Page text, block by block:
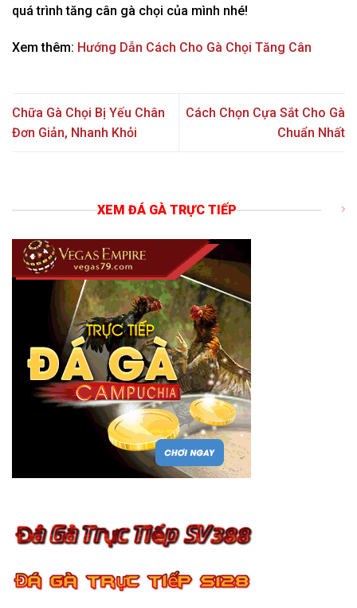
quá trình tăng cân gà chọi của mình nhé!
Xem thêm: Hướng Dẫn Cách Cho Gà Chọi Tăng Cân
Chữa Gà Chọi Bị Yếu Chân
Đơn Giản, Nhanh Khỏi
Cách Chọn Cựa Sắt Cho Gà
Chuẩn Nhất
XEM ĐÁ GÀ TRỰC TIẾP